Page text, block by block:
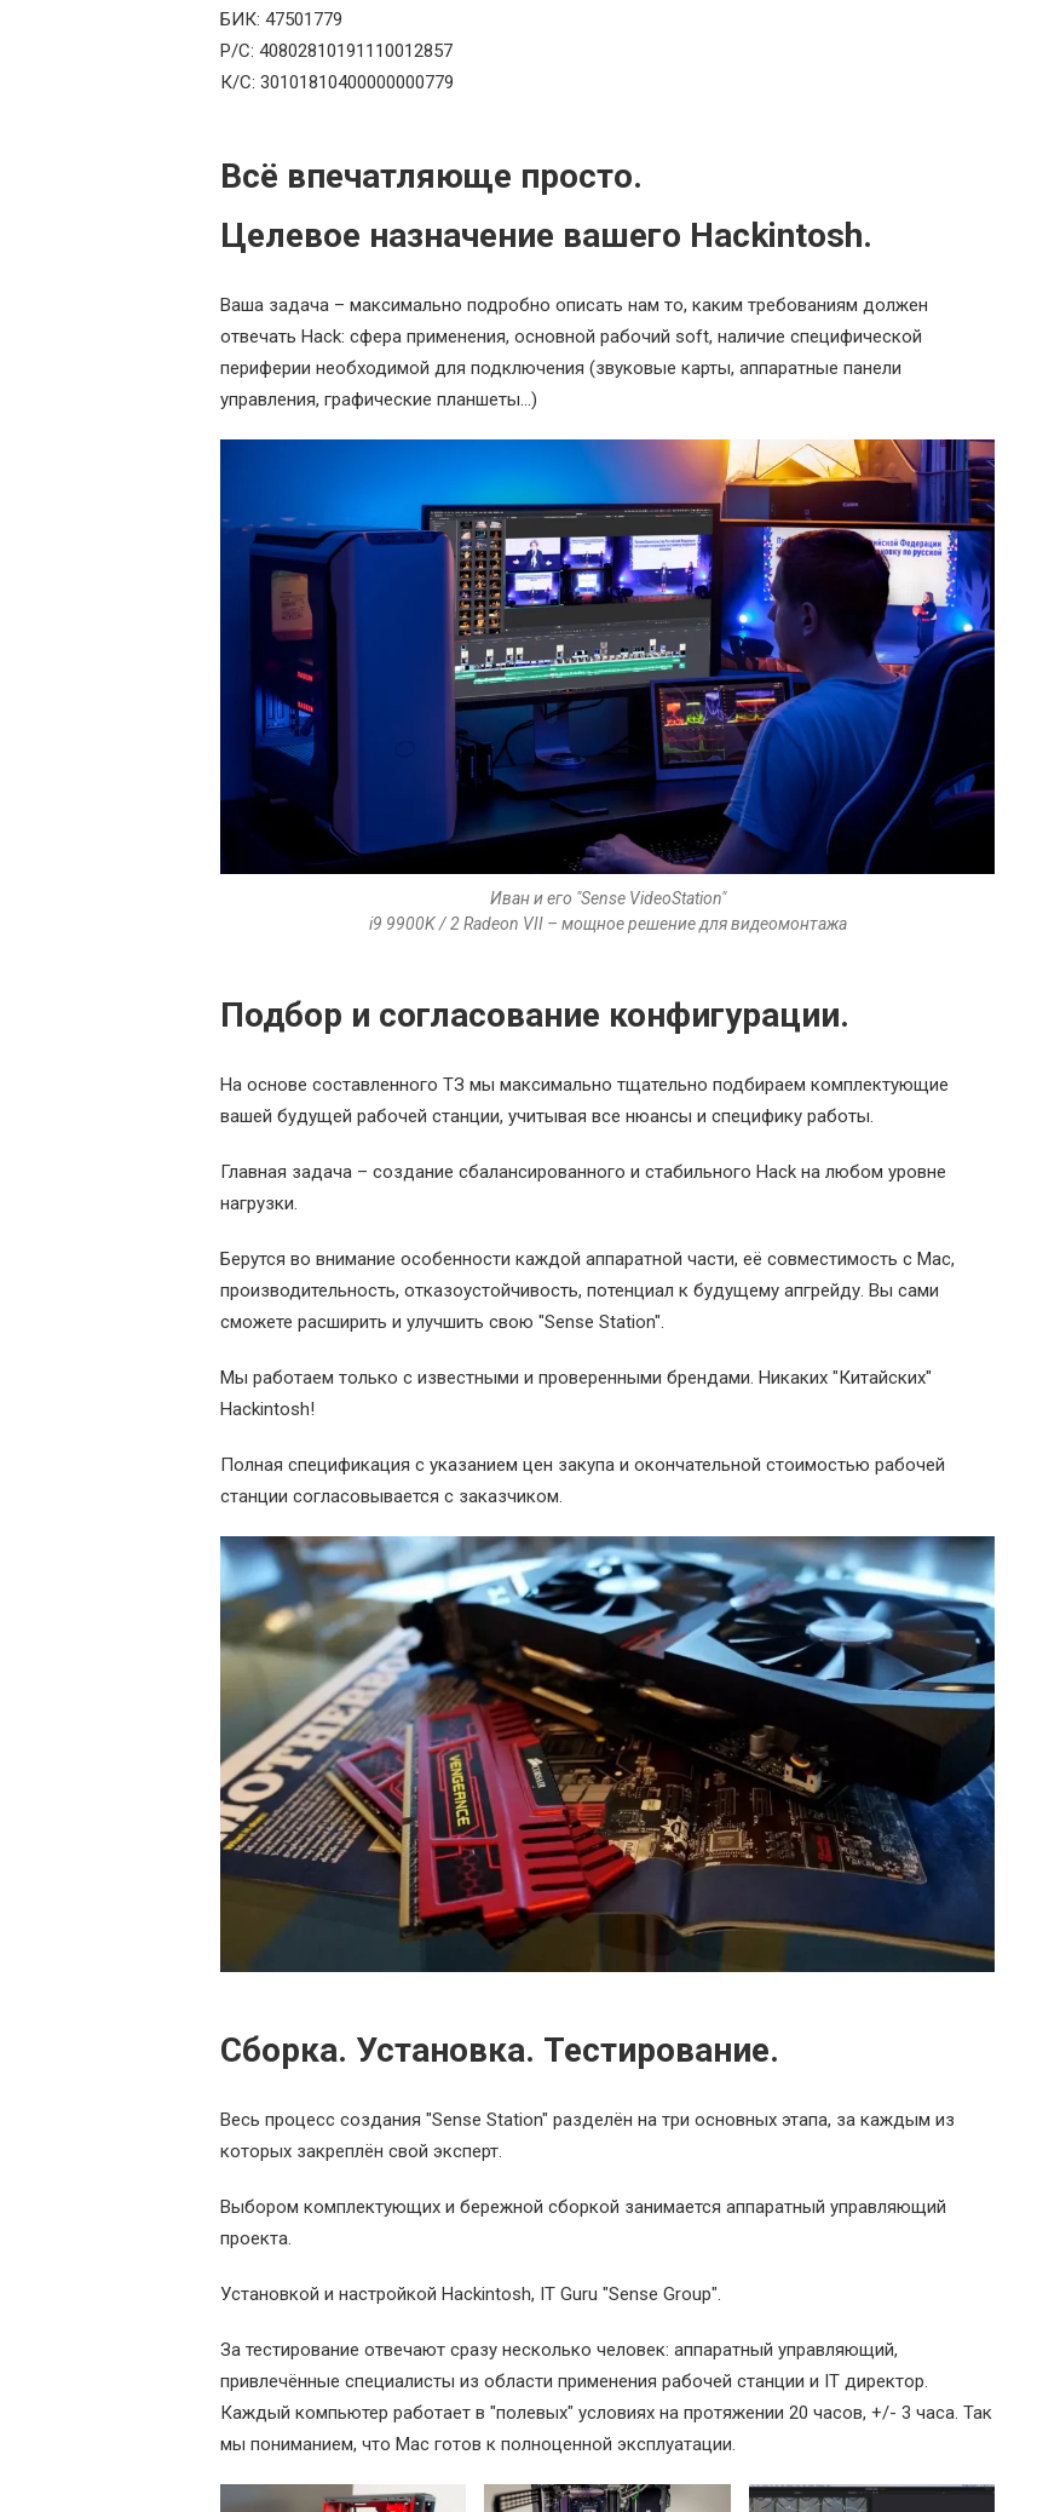
БИК: 47501779
Р/С: 40802810191110012857
К/С: 30101810400000000779
Всё впечатляюще просто.
Целевое назначение вашего Hackintosh.
Ваша задача – максимально подробно описать нам то, каким требованиям должен
отвечать Hack: сфера применения, основной рабочий soft, наличие специфической
периферии необходимой для подключения (звуковые карты, аппаратные панели
управления, графические планшеты...)
Иван и его "Sense VideoStation"
i9 9900K / 2 Radeon VII – мощное решение для видеомонтажа
Подбор и согласование конфигурации.
На основе составленного ТЗ мы максимально тщательно подбираем комплектующие
вашей будущей рабочей станции, учитывая все нюансы и специфику работы.
Главная задача – создание сбалансированного и стабильного Hack на любом уровне
нагрузки.
Берутся во внимание особенности каждой аппаратной части, её совместимость с Мас,
производительность, отказоустойчивость, потенциал к будущему апгрейду. Вы сами
сможете расширить и улучшить свою "Sense Station".
Мы работаем только с известными и проверенными брендами. Никаких "Китайских"
Hackintosh!
Полная спецификация с указанием цен закупа и окончательной стоимостью рабочей
станции согласовывается с заказчиком.
Сборка. Установка. Тестирование.
Весь процесс создания "Sense Station" разделён на три основных этапа, за каждым из
которых закреплён свой эксперт.
Выбором комплектующих и бережной сборкой занимается аппаратный управляющий
проекта.
Установкой и настройкой Hackintosh, IT Guru "Sense Group".
За тестирование отвечают сразу несколько человек: аппаратный управляющий,
привлечённые специалисты из области применения рабочей станции и IT директор.
Каждый компьютер работает в "полевых" условиях на протяжении 20 часов, +/- 3 часа. Так
мы пониманием, что Мас готов к полноценной эксплуатации.